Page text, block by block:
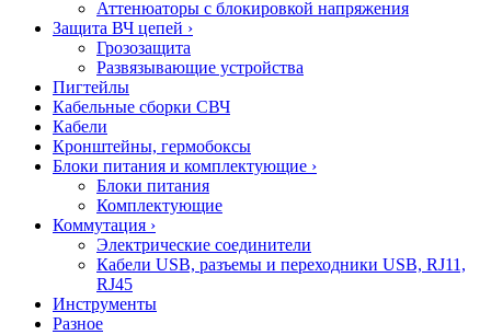
Аттенюаторы с блокировкой напряжения
Защита ВЧ цепей ›
Грозозащита
Развязывающие устройства
Пигтейлы
Кабельные сборки СВЧ
Кабели
Кронштейны, гермобоксы
Блоки питания и комплектующие ›
Блоки питания
Комплектующие
Коммутация ›
Электрические соединители
Кабели USB, разъемы и переходники USB, RJ11,
RJ45
Инструменты
Разное